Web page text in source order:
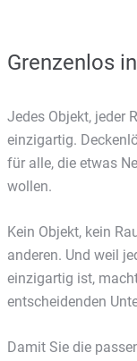
Grenzenlos
Jedes Objekt, jeder
einzigartig.
für alle, die etwas
wollen.
Kein Objekt, kein
anderen. Und weil
einzigartig ist,
entscheidenden
Damit Sie die